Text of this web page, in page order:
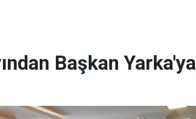
Başkan Yarka'ya